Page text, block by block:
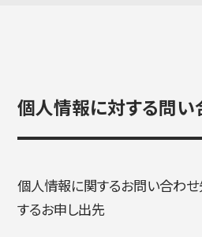
個人情報に対する問い
個人情報に関するお問い合わせ
するお申し出先